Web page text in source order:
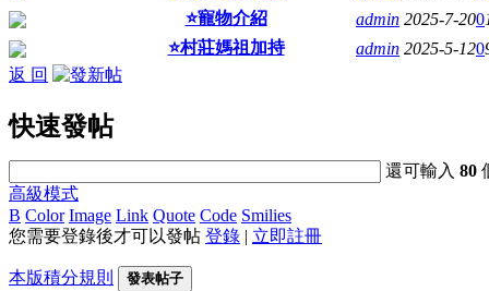
⭐寵物介紹
admin 2025-7-200
⭐村莊媽祖加持
admin 2025-5-120
返 回
快速發帖
還可輸入80
高級模式
B Color Image Link Quote Code Smilies
您需要登錄後才可以發帖 登錄 | 立即註冊
本版積分規則 發表帖子